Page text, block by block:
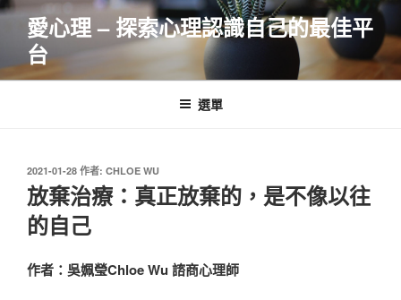
跳
要
愛心理 – 探索心理認識自己的最佳平
台
選單
發
佈
於
2021-01-28 作者: CHLOE WU
放棄治療：真正放棄的，是不像以往
的自己
作者：吳姵瑩Chloe Wu 諮商心理師